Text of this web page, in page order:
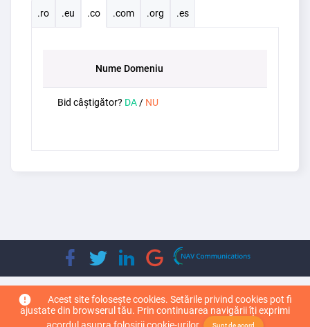
Acest site folosește cookies. Setările privind cookies pot fi
ajustate din browserul tău. Prin continuarea navigării îți exprimi
acordul asupra folosirii cookie-urilor.
Sunt de acord
.ro .eu .co .com .org .es
Nume Domeniu
Bid câștigător? DA/ NU
Copyright © 2026 Top Leader Domain . Toate drepturile rezervate.